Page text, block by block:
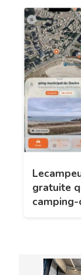
gratuite